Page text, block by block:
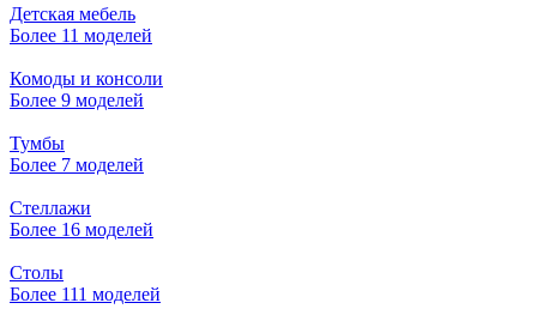
Детская мебель
Более 11 моделей
Комоды и консоли
Более 9 моделей
Тумбы
Более 7 моделей
Стеллажи
Более 16 моделей
Столы
Более 111 моделей